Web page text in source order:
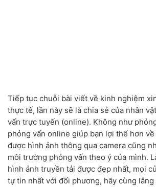
Tiếp tục chuỗi bài viết về kinh nghiệm
thực tế, lần này sẽ là chia sẻ của nhân
vấn trực tuyến (online). Không như
phỏng vấn online giúp bạn lợi thế hơn
được hình ảnh thông qua camera cũng
môi trường phỏng vấn theo ý của mình.
hình ảnh truyền tải được đẹp nhất, mọi
tự tin nhất với đối phương, hãy cùng